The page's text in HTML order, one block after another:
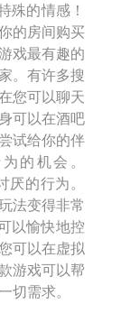
殊的情感！
的房间购买
戏最有趣的
。有许多搜
您可以聊天
可以在酒吧
试给你的伴
的机会。
的行为。
法变得非常
以愉快地控
可以在虚拟
游戏可以帮
切需求。